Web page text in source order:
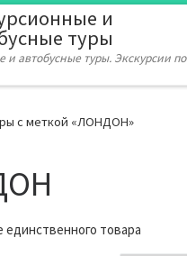
и
туры
и автобусные туры. Экскурсии по
с меткой «ЛОНДОН»
товара